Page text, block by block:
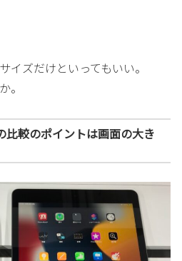
イズだけといってもいい。
。
比較のポイントは画面の大き